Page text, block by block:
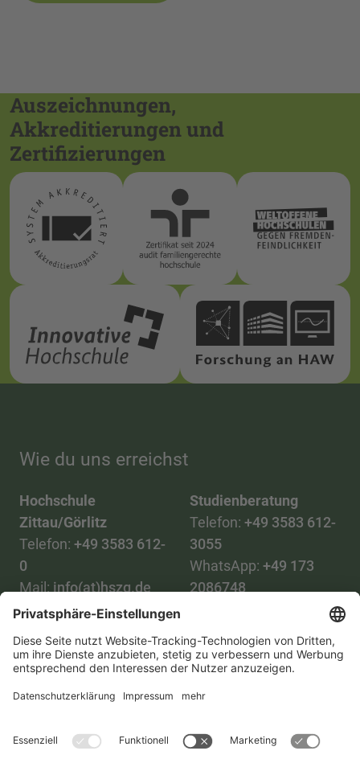
Auszeichnungen,
Akkreditierungen und
Zertifizierungen
Wie du uns erreichst
Hochschule
Zittau/Görlitz
Telefon: +49 3583 612-
0
Mail: info(at)hszg.de
Studienberatung
Telefon: +49 3583 612-
3055
WhatsApp: +49 173
2086748
Alle StudiengängeDatenschutz
ImpressumBarrierefreiheitPresse